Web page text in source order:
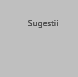
Sugestii